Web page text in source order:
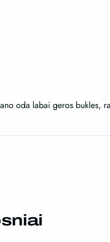
oda labai geros bukles,